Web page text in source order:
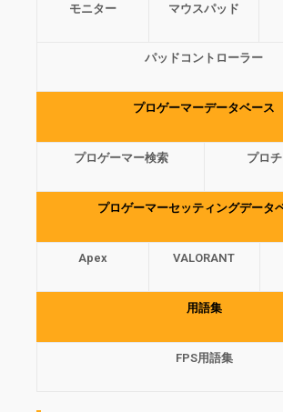
モニター マウスパッド
パッドコントローラー
プロゲーマーデータベース
プロゲーマー検索 プロ
プロゲーマーセッティングデータ
Apex VALORANT
用語集
FPS用語集